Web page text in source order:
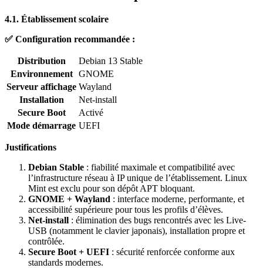
4.1. Établissement scolaire
✅ Configuration recommandée :
Distribution
Debian 13 Stable
Environnement
GNOME
Serveur affichage Wayland
Installation
Net-install
Secure Boot
Activé
Mode démarrage UEFI
Justifications
Debian Stable : fiabilité maximale et compatibilité avec
l’infrastructure réseau à IP unique de l’établissement. Linux
Mint est exclu pour son dépôt APT bloquant.
GNOME + Wayland : interface moderne, performante, et
accessibilité supérieure pour tous les profils d’élèves.
Net-install : élimination des bugs rencontrés avec les Live-
USB (notamment le clavier japonais), installation propre et
contrôlée.
Secure Boot + UEFI : sécurité renforcée conforme aux
standards modernes.